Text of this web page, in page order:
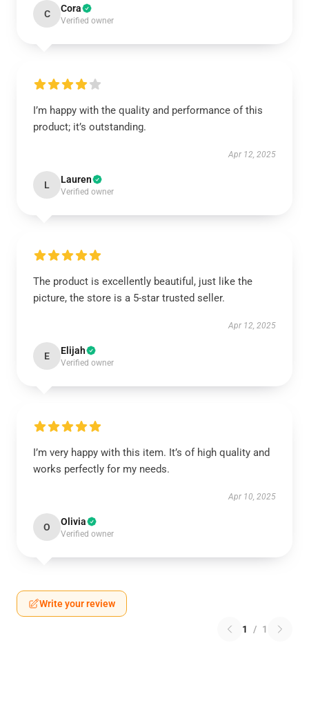
C Cora
Verified owner
I’m happy with the quality and performance of this
product; it’s outstanding.
Apr 12, 2025
L Lauren
Verified owner
The product is excellently beautiful, just like the
picture, the store is a 5-star trusted seller.
Apr 12, 2025
E Elijah
Verified owner
I’m very happy with this item. It’s of high quality and
works perfectly for my needs.
Apr 10, 2025
O Olivia
Verified owner
Write your review
1 / 1